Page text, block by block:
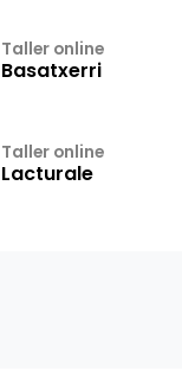
Taller online
Basatxerri
Taller online
Lacturale